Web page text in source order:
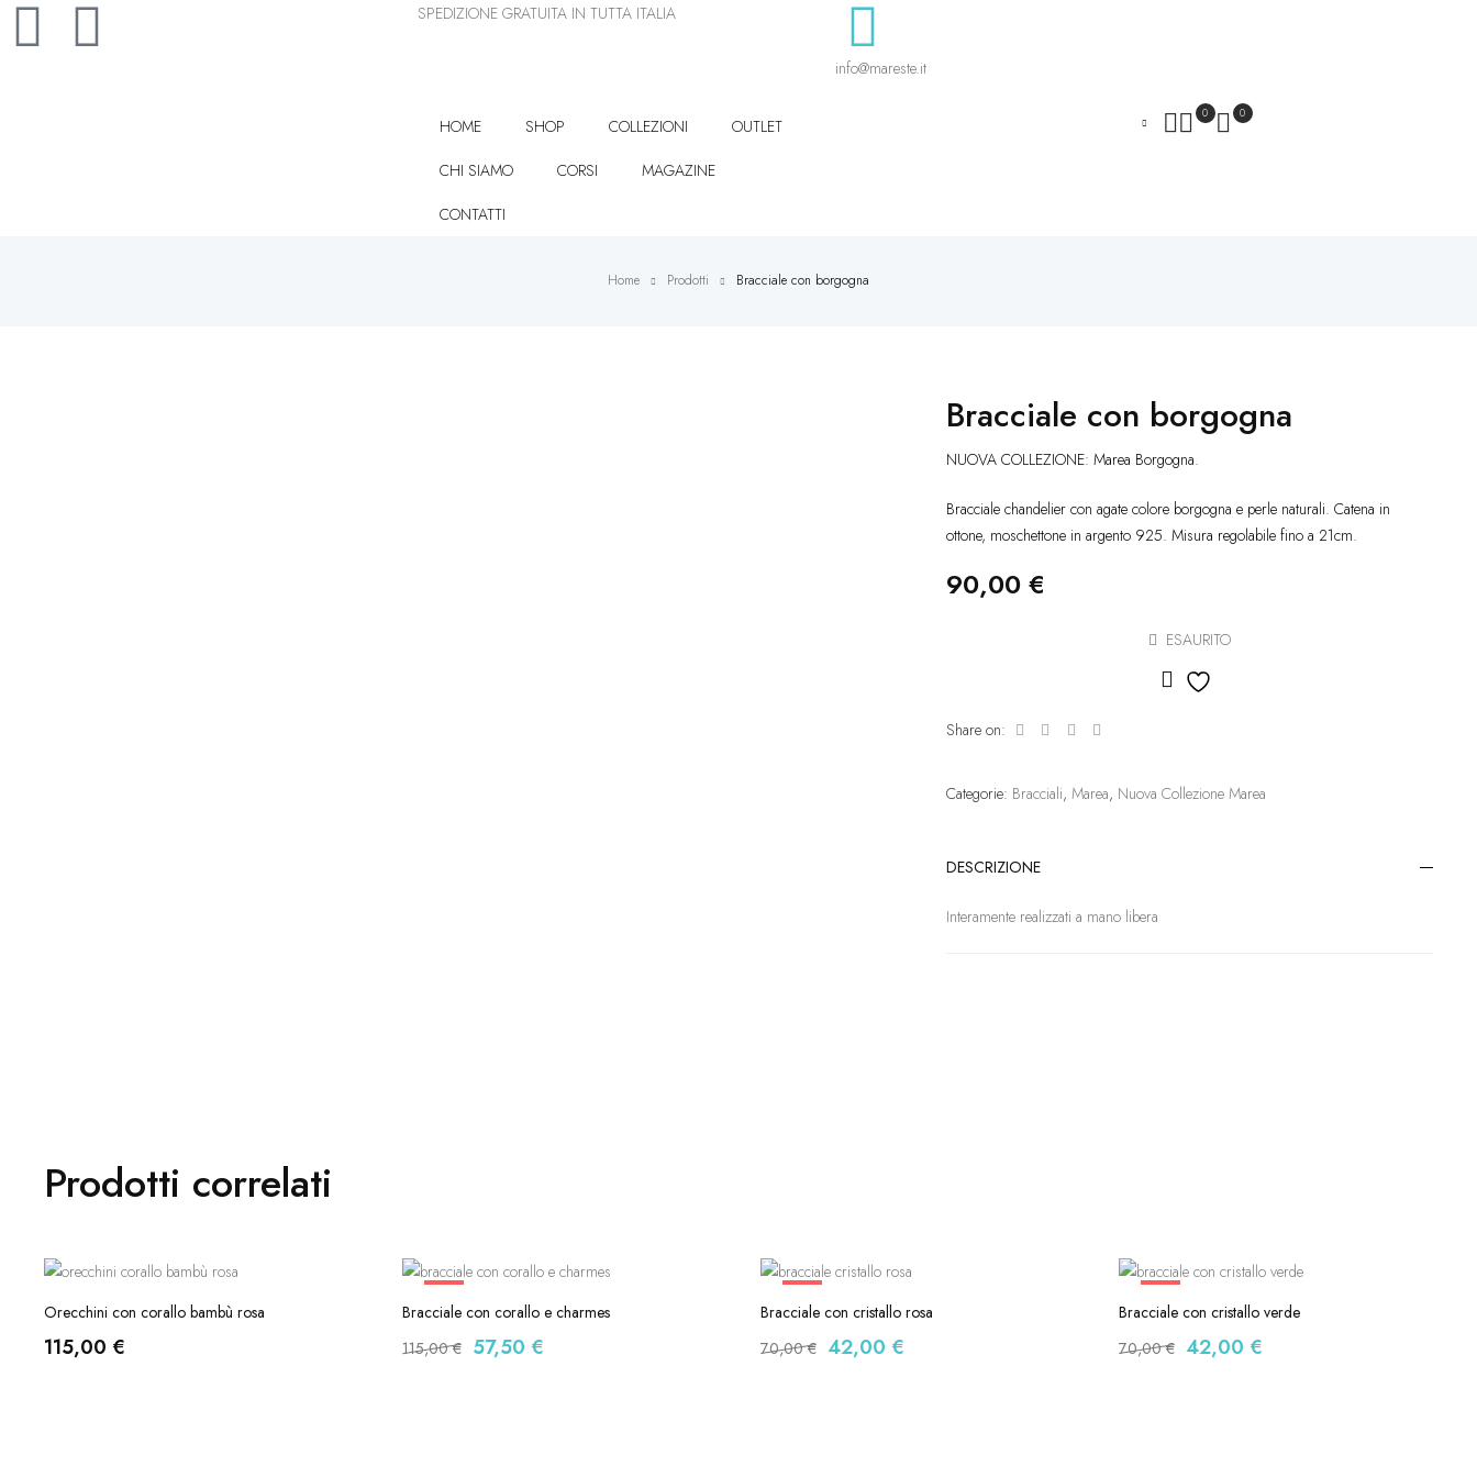
SPEDIZIONE GRATUITA IN TUTTA ITALIA
info@mareste.it
HOME SHOP COLLEZIONI
OUTLET
CHI SIAMO
CORSI
MAGAZINE
CONTATTI
0 0
Home Prodotti Bracciale con borgogna
Bracciale con borgogna
NUOVA COLLEZIONE: Marea Borgogna.
Bracciale chandelier con agate colore borgogna e perle naturali. Catena in
ottone, moschettone in argento 925. Misura regolabile fino a 21cm.
90,00 €
ESAURITO
Share on:
Categorie: Bracciali, Marea, Nuova Collezione Marea
DESCRIZIONE
Interamente realizzati a mano libera
Prodotti correlati
Orecchini con corallo bambù rosa
115,00 €
-50%
Bracciale con corallo e charmes
115,00€ 57,50 €
-40%
Bracciale con cristallo rosa
70,00€ 42,00 €
-40%
Bracciale con cristallo verde
70,00€ 42,00 €